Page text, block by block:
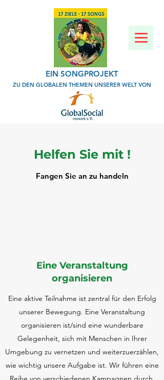
EIN SONGPROJEKT
ZU DEN GLOBALEN THEMEN UNSERER WELT VON
Helfen Sie mit !
Fangen Sie an zu handeln
Eine Veranstaltung
organisieren
Eine aktive Teilnahme ist zentral für den Erfolg
unserer Bewegung. Eine Veranstaltung
organisieren ist/sind eine wunderbare
Gelegenheit, sich mit Menschen in Ihrer
Umgebung zu vernetzen und weiterzuerzählen,
wie wichtig unsere Aufgabe ist. Wir führen eine